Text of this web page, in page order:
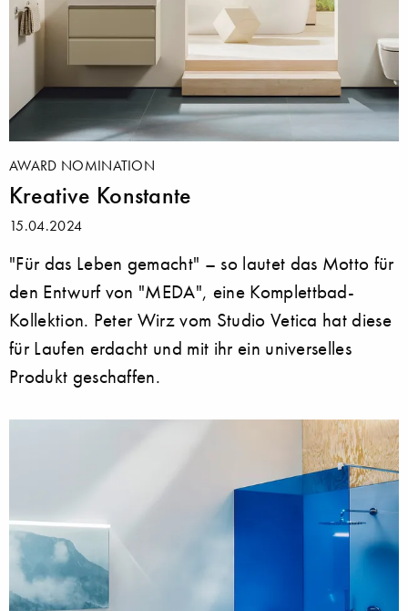
AWARD NOMINATION
Kreative Konstante
15.04.2024
"Für das Leben gemacht" – so lautet das Motto für
den Entwurf von "MEDA", eine Komplettbad-
Kollektion. Peter Wirz vom Studio Vetica hat diese
für Laufen erdacht und mit ihr ein universelles
Produkt geschaffen.